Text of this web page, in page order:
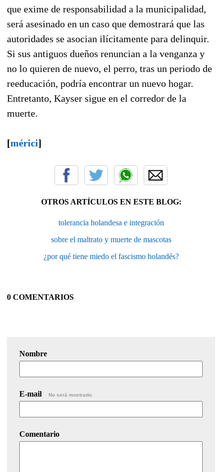
que exime de responsabilidad a la municipalidad,
será asesinado en un caso que demostrará que las
autoridades se asocian ilícitamente para delinquir.
Si sus antiguos dueños renuncian a la venganza y
no lo quieren de nuevo, el perro, tras un periodo de
reeducación, podría encontrar un nuevo hogar.
Entretanto, Kayser sigue en el corredor de la
muerte.
[mérici]
OTROS ARTÍCULOS EN ESTE BLOG:
tolerancia holandesa e integración
sobre el maltrato y muerte de mascotas
¿por qué tiene miedo el fascismo holandés?
0 COMENTARIOS
Nombre
E-mail No será mostrado.
Comentario